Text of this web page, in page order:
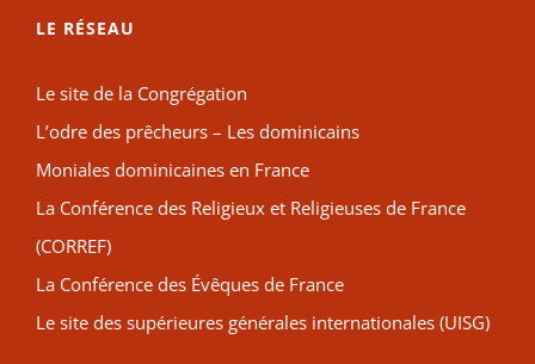
LE RÉSEAU
Le site de la Congrégation
L’odre des prêcheurs – Les dominicains
Moniales dominicaines en France
La Conférence des Religieux et Religieuses de France
(CORREF)
La Conférence des Évêques de France
Le site des supérieures générales internationales (UISG)